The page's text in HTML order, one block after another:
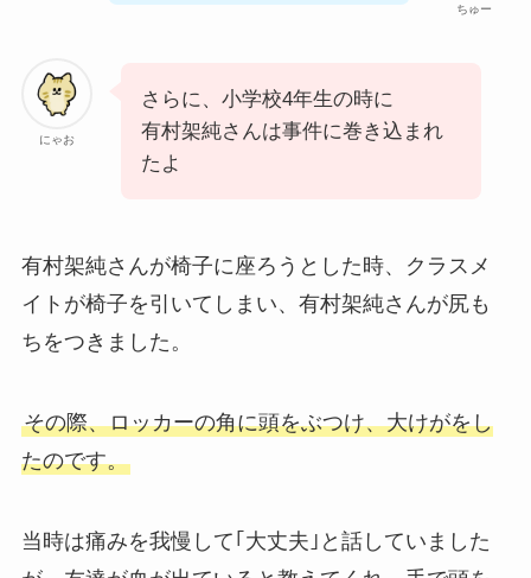
ちゅー
にゃお
さらに、小学校4年生の時に
有村架純さんは事件に巻き込まれ
たよ
有村架純さんが椅子に座ろうとした時、クラスメ
イトが椅子を引いてしまい、有村架純さんが尻も
ちをつきました。
その際、ロッカーの角に頭をぶつけ、大けがをし
たのです。
当時は痛みを我慢して｢大丈夫｣と話していました